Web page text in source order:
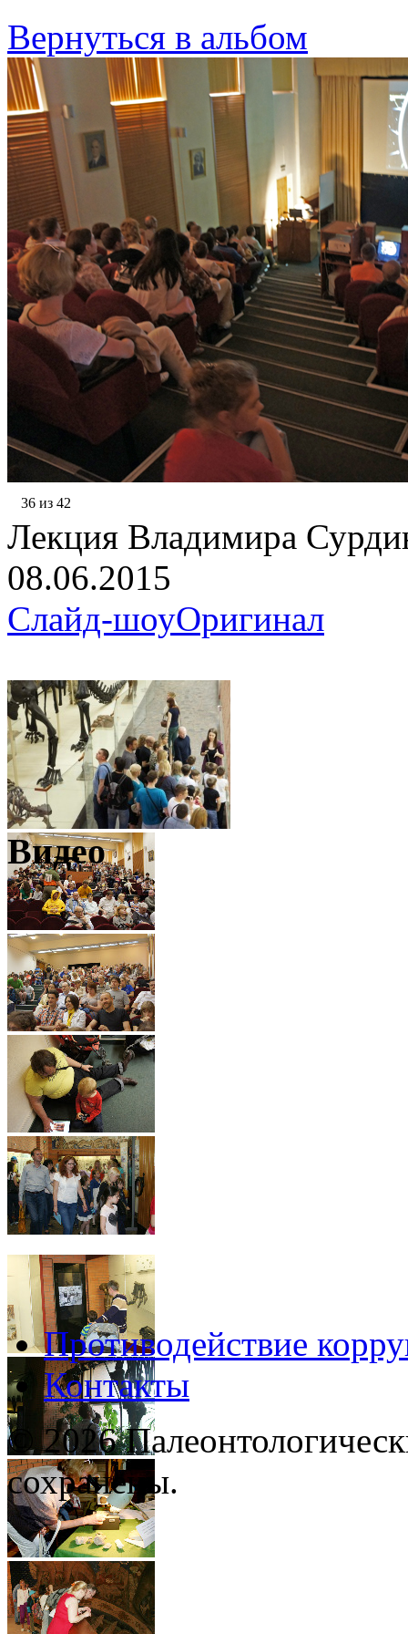
Вернуться в альбом
36 из 42
Лекция Владимира
08.06.2015
Слайд-шоуОригинал
Видео
Противодействие
Контакты
© 2026
сохранены.